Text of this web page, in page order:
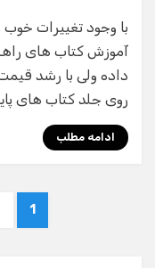
با وجود تغییرات
آموزش کتاب های
داده ولی با رشد
روی جلد کتاب های پایه
ادامه مطلب
PAGE
1